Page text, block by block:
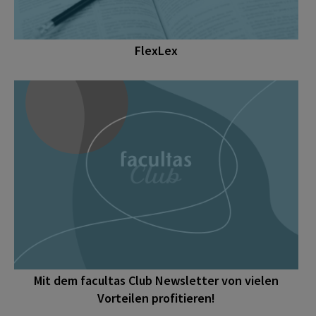
FlexLex
Mit dem facultas Club Newsletter von vielen
Vorteilen profitieren!